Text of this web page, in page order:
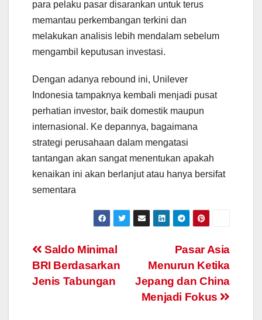
para pelaku pasar disarankan untuk terus
memantau perkembangan terkini dan
melakukan analisis lebih mendalam sebelum
mengambil keputusan investasi.
Dengan adanya rebound ini, Unilever
Indonesia tampaknya kembali menjadi pusat
perhatian investor, baik domestik maupun
internasional. Ke depannya, bagaimana
strategi perusahaan dalam mengatasi
tantangan akan sangat menentukan apakah
kenaikan ini akan berlanjut atau hanya bersifat
sementara
Navigasi
pos
Pasar Asia
Menurun Ketika
Jepang dan China
Menjadi Fokus
Saldo Minimal
BRI Berdasarkan
Jenis Tabungan